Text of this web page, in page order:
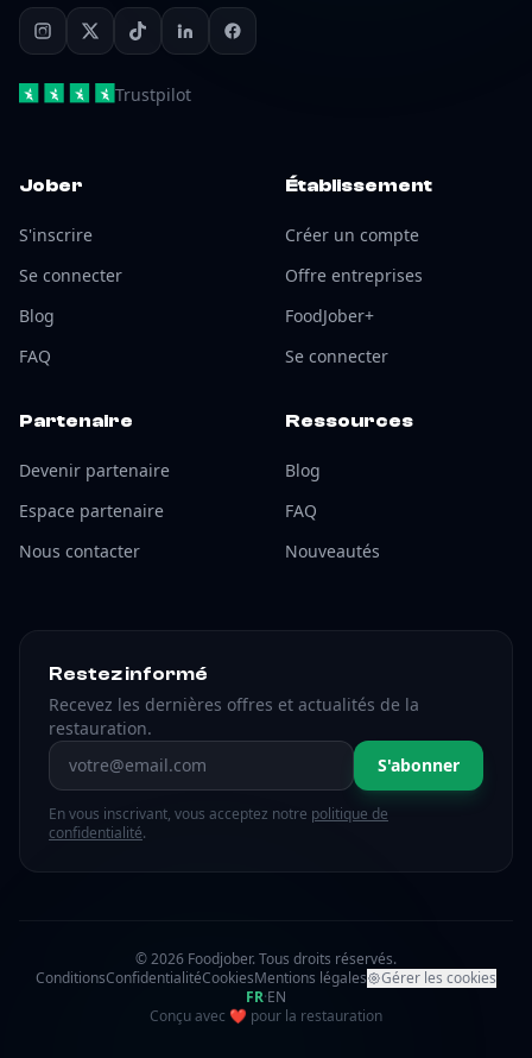
Trustpilot
Jober
S'inscrire
Se connecter
Blog
FAQ
Établissement
Créer un compte
Offre entreprises
FoodJober+
Se connecter
Partenaire
Devenir partenaire
Espace partenaire
Nous contacter
Ressources
Blog
FAQ
Nouveautés
Restez informé
Recevez les dernières offres et actualités de la
restauration.
Adresse email S'abonner
En vous inscrivant, vous acceptez notre politique de
confidentialité.
© 2026 Foodjober. Tous droits réservés.
ConditionsConfidentialitéCookiesMentions légales
Gérer les cookies
FR·EN
Conçu avec ❤ amour
pour la restauration